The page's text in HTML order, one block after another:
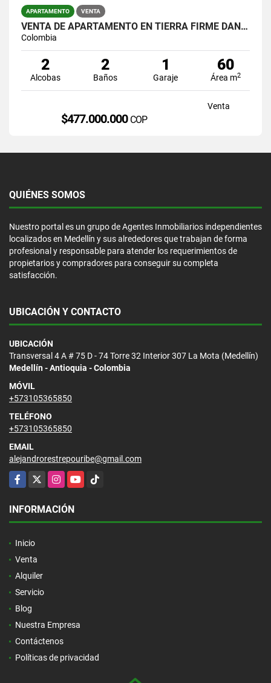
APARTAMENTO VENTA
VENTA DE APARTAMENTO EN TIERRA FIRME DAN GERMAN
Colombia
2
Alcobas
2
Baños
1
Garaje
60
Área m2
Venta
$477.000.000 COP
QUIÉNES SOMOS
Nuestro portal es un grupo de Agentes Inmobiliarios independientes
localizados en Medellín y sus alrededores que trabajan de forma
profesional y responsable para atender los requerimientos de
propietarios y compradores para conseguir su completa
satisfacción.
UBICACIÓN Y CONTACTO
UBICACIÓN
Transversal 4 A # 75 D - 74 Torre 32 Interior 307 La Mota (Medellín)
Medellín - Antioquia - Colombia
MÓVIL
+573105365850
TELÉFONO
+573105365850
EMAIL
alejandrorestrepouribe@gmail.com
Facebook
X InstagramYouTubeTikTok
INFORMACIÓN
Inicio
Venta
Alquiler
Servicio
Blog
Nuestra Empresa
Contáctenos
Políticas de privacidad